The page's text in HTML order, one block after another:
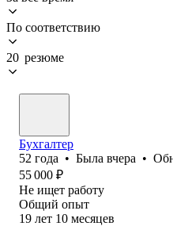
По соответствию
20 резюме
Бухгалтер
52 года • Была вчера •
55 000 ₽
Не ищет работу
Общий опыт
19 лет 10 месяцев